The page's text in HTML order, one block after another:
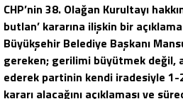
CHP’nin 38. Olağan Kurultayı
butlan’ kararına ilişkin bir
Büyükşehir Belediye Başkanı
gereken; gerilimi büyütmek değil,
ederek partinin kendi iradesiyle
kararı alacağını açıklaması ve